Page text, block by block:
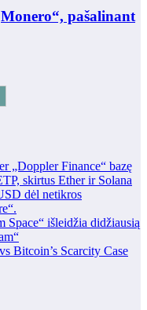
pašalinant
„Doppler Finance“ bazę
skirtus Ether ir Solana
dėl netikros
Space“ išleidžia didžiausią
Bitcoin’s Scarcity Case